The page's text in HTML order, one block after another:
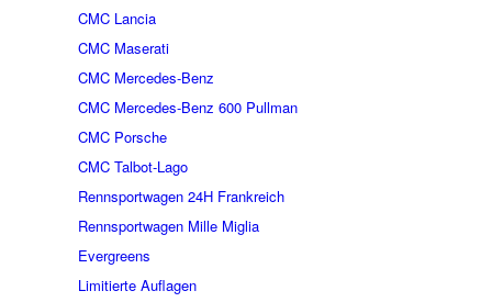
CMC Lancia
CMC Maserati
CMC Mercedes-Benz
CMC Mercedes-Benz 600 Pullman
CMC Porsche
CMC Talbot-Lago
Rennsportwagen 24H Frankreich
Rennsportwagen Mille Miglia
Evergreens
Limitierte Auflagen